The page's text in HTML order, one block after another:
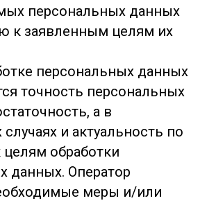
персональных данных
к заявленным целям их
персональных данных
точность персональных
а в
и актуальность по
обработки
данных. Оператор
меры и/или